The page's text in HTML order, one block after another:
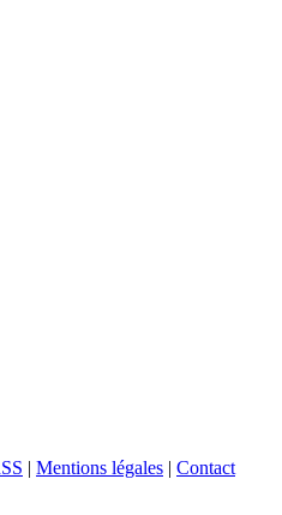
| Mentions légales | Contact